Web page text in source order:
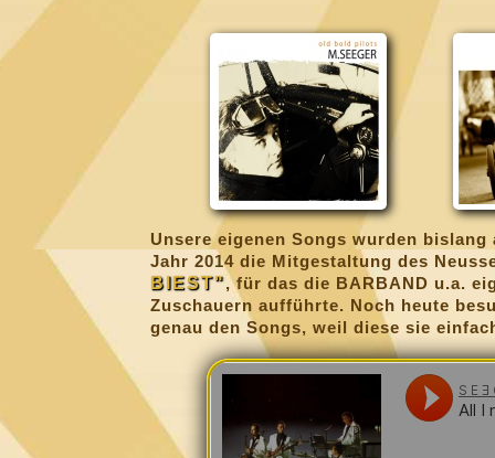
Unsere eigenen Songs wurden
Jahr 2014 die Mitgestaltung des
BIEST", für das die BARBAND u.a.
Zuschauern aufführte. Noch heute
genau den Songs, weil diese sie